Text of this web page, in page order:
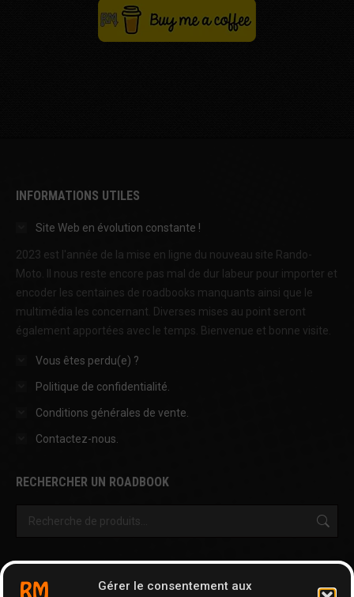
Gérer le consentement aux
INFORMATIONS UTILES
Site Web en évolution constante !
2023 est l'année de la mise en ligne du nouveau site Rando-
Moto. Il nous reste encore pas mal de dur labeur pour importer et
encoder les centaines de roadbooks manquants ainsi que le
multimédia les concernant. Diverses mises au point seront
également apportées avec le temps. Bienvenue et bonne visite.
Vous êtes perdu(e) ?
Politique de confidentialité.
Conditions générales de vente.
Contactez-nous.
RECHERCHER UN ROADBOOK